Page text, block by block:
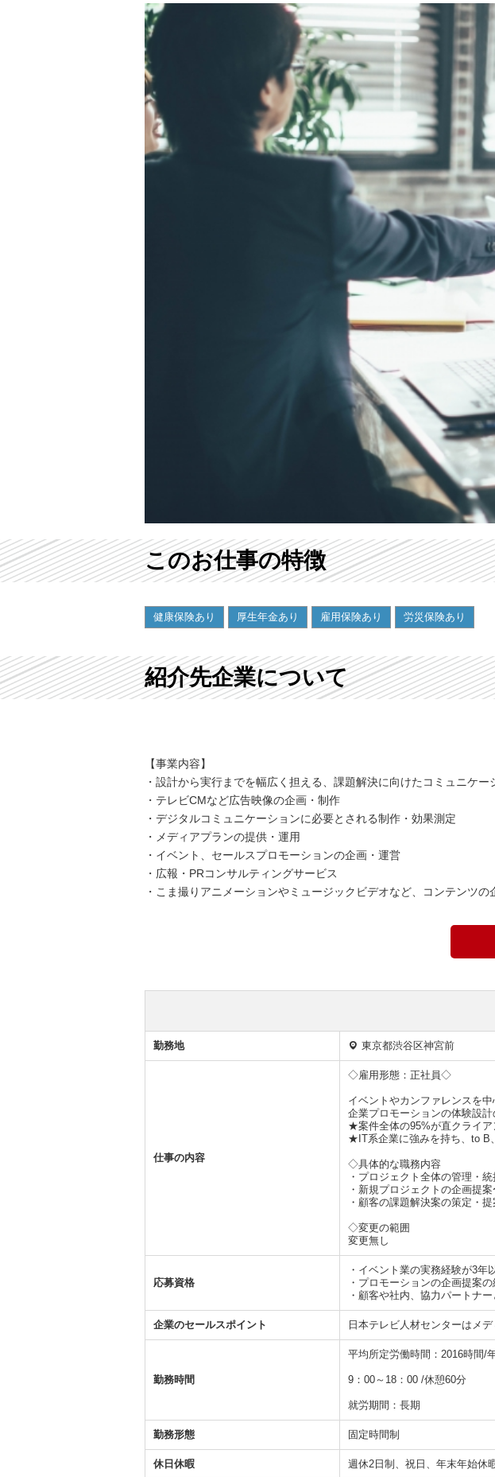
このお仕事の特徴
健康保険あり 厚生年金あり 雇用保険あり 労災保険あり
紹介先企業について
【事業内容】
・設計から実行までを幅広く担える、課題解決に向けたコミュニケー
・テレビCMなど広告映像の企画・制作
・デジタルコミュニケーションに必要とされる制作・効果測定
・メディアプランの提供・運用
・イベント、セールスプロモーションの企画・運営
・広報・PRコンサルティングサービス
・こま撮りアニメーションやミュージックビデオなど、コンテンツの
勤務地 東京都渋谷区神宮前
仕事の内容
◇雇用形態：正社員◇
イベントやカンファレンスを中
企業プロモーションの体験設
★案件全体の95%が直クライ
★IT系企業に強みを持ち、to B
◇具体的な職務内容
・プロジェクト全体の管理・統
・新規プロジェクトの企画提
・顧客の課題解決案の策定・提
◇変更の範囲
変更無し
応募資格
・イベント業の実務経験が3年
・プロモーションの企画提案
・顧客や社内、協力パートナ
企業のセールスポイント 日本テレビ人材センターはメ
勤務時間
平均所定労働時間：2016時間/
9：00～18：00 /休憩60分
就労期間：長期
勤務形態 固定時間制
休日休暇 週休2日制、祝日、年末年始休